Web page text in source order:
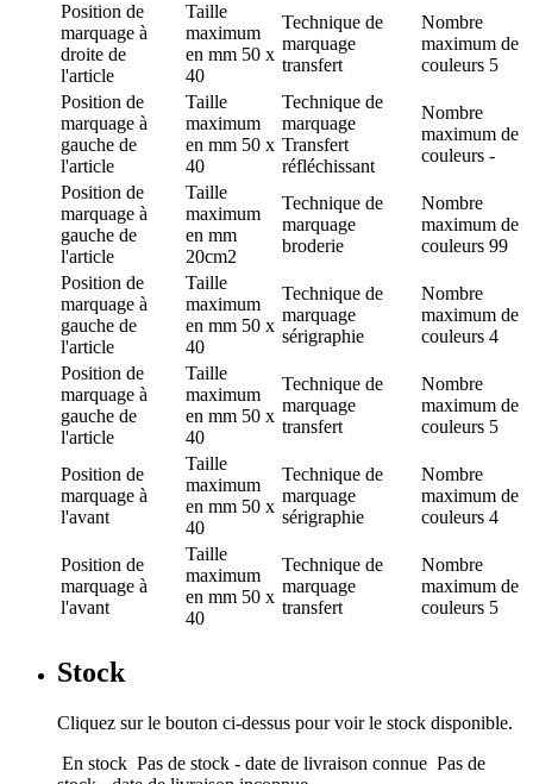
Position de
marquage à
droite de
l'article
Taille
maximum
en mm 50 x
40
Technique de
marquage
transfert
Nombre
maximum de
couleurs 5
Position de
marquage à
gauche de
l'article
Taille
maximum
en mm 50 x
40
Technique de
marquage
Transfert
réfléchissant
Nombre
maximum de
couleurs -
Position de
marquage à
gauche de
l'article
Taille
maximum
en mm
20cm2
Technique de
marquage
broderie
Nombre
maximum de
couleurs 99
Position de
marquage à
gauche de
l'article
Taille
maximum
en mm 50 x
40
Technique de
marquage
sérigraphie
Nombre
maximum de
couleurs 4
Position de
marquage à
gauche de
l'article
Taille
maximum
en mm 50 x
40
Technique de
marquage
transfert
Nombre
maximum de
couleurs 5
Position de
marquage à
l'avant
Taille
maximum
en mm 50 x
40
Technique de
marquage
sérigraphie
Nombre
maximum de
couleurs 4
Position de
marquage à
l'avant
Taille
maximum
en mm 50 x
40
Technique de
marquage
transfert
Nombre
maximum de
couleurs 5
Stock
Cliquez sur le bouton ci-dessus pour voir le stock disponible.
En stock Pas de stock - date de livraison connue Pas de